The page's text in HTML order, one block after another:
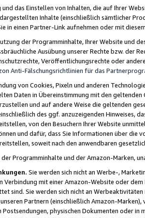
das Einstellen von Inhalten, die auf Ihrer
Inhalte (einschließlich sämtlicher
in einen Partner-Link aufnehmen oder mit
der Programminhalte, Ihrer Website und
Ausübung unserer Rechte bzw. der
Veröffentlichungsrechte oder
Anti-Fälschungsrichtlinien für das
von Cookies, Pixeln und anderen
Daten in Übereinstimmung mit den
und auf andere Weise die geltenden
des ggf. anzuzeigenden Hinweises,
von den Besuchern Ihrer Website
und dafür, dass Sie Informationen über die
soweit nach den anwendbaren
Programminhalte und der Amazon-Marken,
Sie werden sich nicht an Werbe-,
Verbindung mit einer Amazon-Website oder
sind. Sie werden sich nicht an
Partnern (einschließlich Amazon-
Postsendungen, physischen Dokumenten oder in